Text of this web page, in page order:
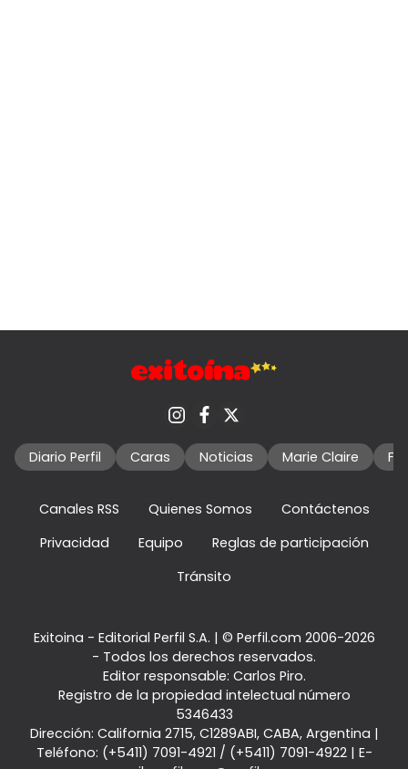
Diario Perfil Caras Noticias Marie Claire
Canales RSS Quienes Somos
Contáctenos
Privacidad
Equipo
Reglas de participación
Tránsito
Exitoina - Editorial Perfil S.A. | © Perfil.com 2006-2026
- Todos los derechos reservados.
Editor responsable: Carlos Piro.
Registro de la propiedad intelectual número
5346433
Dirección: California 2715, C1289ABI, CABA, Argentina |
Teléfono: (+5411) 7091-4921 / (+5411) 7091-4922| E-